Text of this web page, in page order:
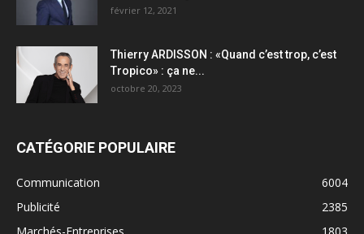
février 12, 2021
Thierry ARDISSON : «Quand c’est trop, c’est
Tropico» : ça ne...
octobre 20, 2023
CATÉGORIE POPULAIRE
Communication
6004
Publicité
2385